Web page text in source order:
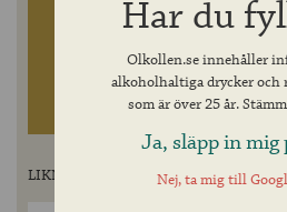
LIKNANDE ÖLSORTER
Har du
Olkollen.se innehåller
alkoholhaltiga drycker
som är över 25 år.
Ja, släpp in mig
Nej, ta mig till